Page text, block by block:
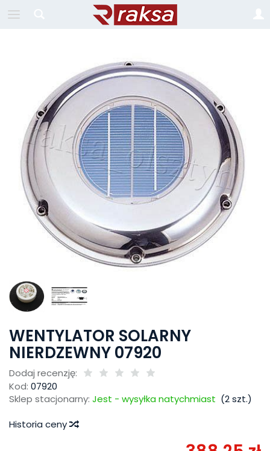
WENTYLATOR SOLARNY
NIERDZEWNY 07920
Dodaj recenzję:
Kod: 07920
Sklep stacjonarny: Jest - wysyłka natychmiast (2szt.)
Historia ceny